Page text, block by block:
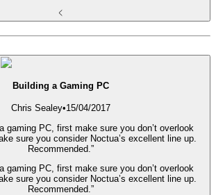
Building a Gaming PC
Chris Sealey•15/04/2017
gaming PC, first make sure you don’t overlook
sure you consider Noctua’s excellent line up.
Recommended.”
gaming PC, first make sure you don’t overlook
sure you consider Noctua’s excellent line up.
Recommended.”